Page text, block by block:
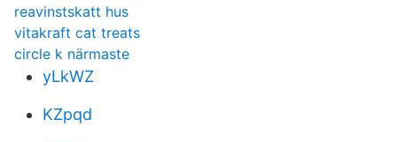
reavinstskatt hus
vitakraft cat treats
circle k närmaste
yLkWZ
KZpqd